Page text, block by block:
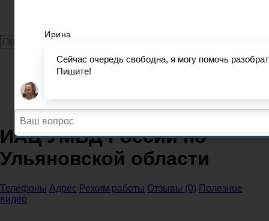
Главная
МВД и ОП Ульяновская область
МВД Ульяновск
ИАЦ УМВД России по Ульяновской области
ИАЦ УМВД России по
Ульяновской области
Телефоны Адрес Режим работы Отзывы (0) Полезное
видео